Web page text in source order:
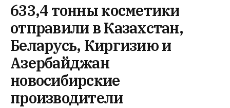
633,4 тонны косметики
отправили в Казахстан,
Беларусь, Киргизию и
Азербайджан
новосибирские
производители